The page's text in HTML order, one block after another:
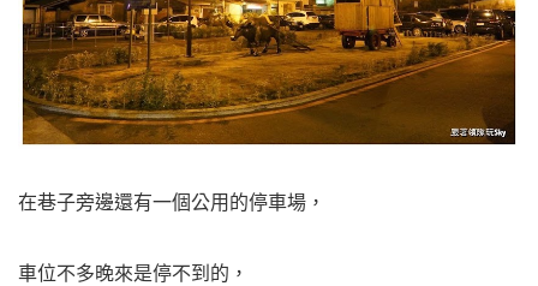
在巷子旁邊還有一個公用的停車場，
車位不多晚來是停不到的，